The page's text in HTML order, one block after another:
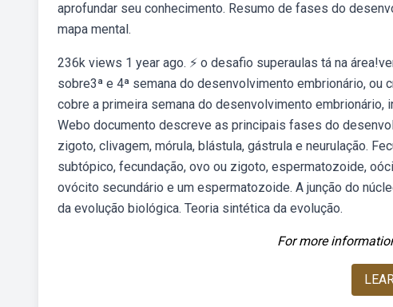
aprofundar seu conhecimento. Resumo de fases do
mapa mental.
236k views 1 year ago. ⚡ o desafio superaulas tá na
sobre3ª e 4ª semana do desenvolvimento embrionário,
cobre a primeira semana do desenvolvimento embrionário,
Webo documento descreve as principais fases do
zigoto, clivagem, mórula, blástula, gástrula e neurulação.
subtópico, fecundação, ovo ou zigoto, espermatozoide,
ovócito secundário e um espermatozoide. A junção do
da evolução biológica. Teoria sintética da evolução.
For more